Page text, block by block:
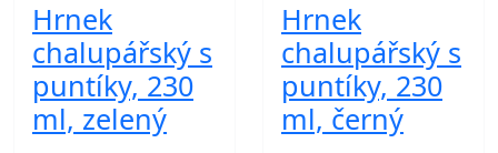
Hrnek
chalupářský s
puntíky, 230
ml, zelený
Hrnek
chalupářský s
puntíky, 230
ml, černý